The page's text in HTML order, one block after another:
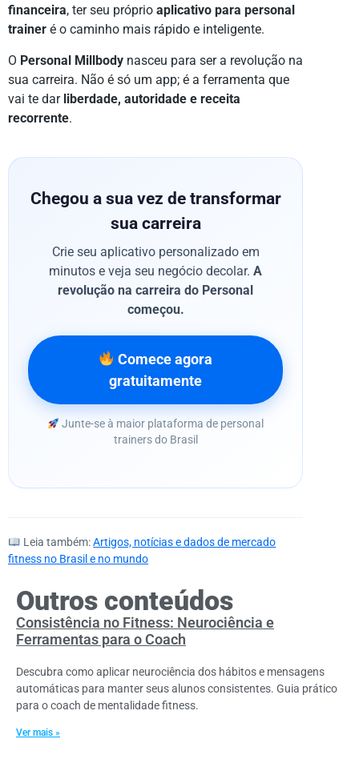
financeira, ter seu próprio aplicativo para personal
trainer é o caminho mais rápido e inteligente.
O Personal Millbody nasceu para ser a revolução na
sua carreira. Não é só um app; é a ferramenta que
vai te dar liberdade, autoridade e receita
recorrente.
Chegou a sua vez de transformar
sua carreira
Crie seu aplicativo personalizado em
minutos e veja seu negócio decolar. A
revolução na carreira do Personal
começou.
Comece agora
gratuitamente
Junte-se à maior plataforma de personal
trainers do Brasil
Leia também:Artigos, notícias e dados de mercado
fitness no Brasil e no mundo
Outros conteúdos
Consistência no Fitness: Neurociência e
Ferramentas para o Coach
Descubra como aplicar neurociência dos hábitos e mensagens
automáticas para manter seus alunos consistentes. Guia prático
para o coach de mentalidade fitness.
Ver mais »